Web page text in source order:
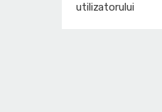
utilizatorului